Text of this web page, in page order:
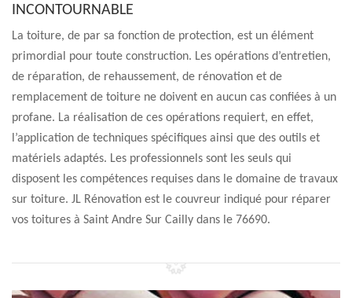
INCONTOURNABLE
La toiture, de par sa fonction de protection, est un élément
primordial pour toute construction. Les opérations d’entretien,
de réparation, de rehaussement, de rénovation et de
remplacement de toiture ne doivent en aucun cas confiées à un
profane. La réalisation de ces opérations requiert, en effet,
l’application de techniques spécifiques ainsi que des outils et
matériels adaptés. Les professionnels sont les seuls qui
disposent les compétences requises dans le domaine de travaux
sur toiture. JL Rénovation est le couvreur indiqué pour réparer
vos toitures à Saint Andre Sur Cailly dans le 76690.